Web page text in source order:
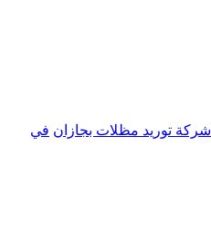
شركة توريد مظلات بجازان في